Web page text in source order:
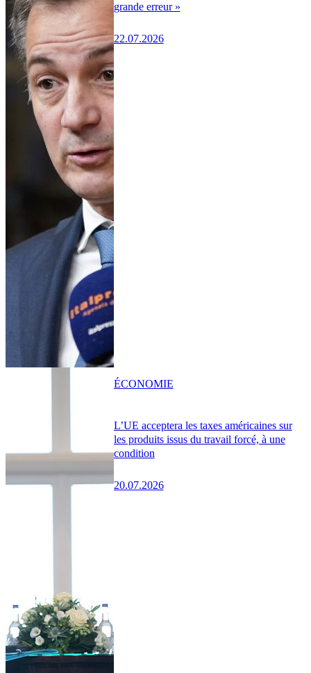
grande erreur »
22.07.2026
L’UE acceptera les taxes américaines sur
les produits issus du travail forcé, à une
condition
20.07.2026
ÉCONOMIE